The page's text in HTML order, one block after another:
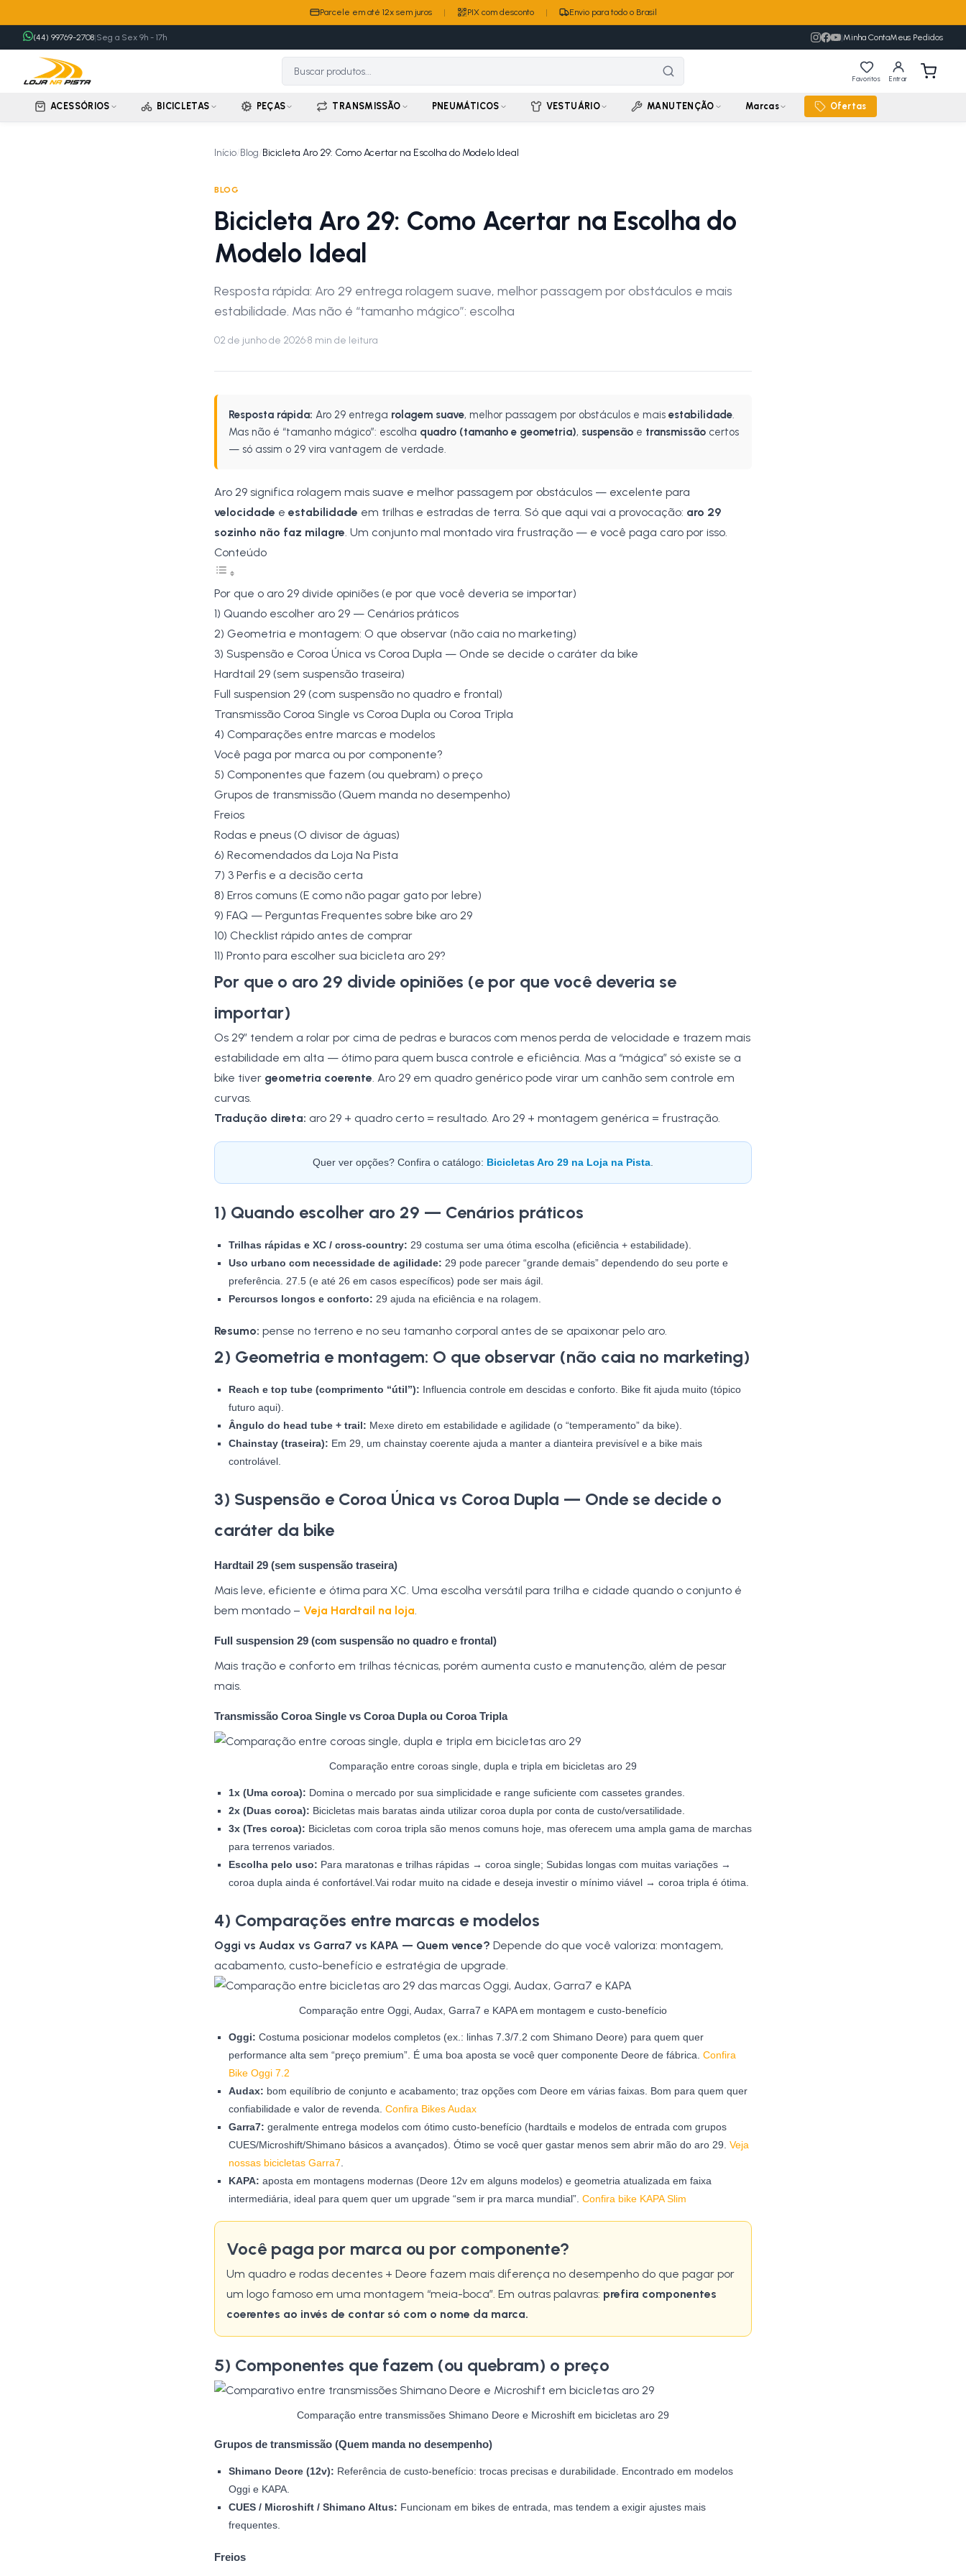
Parcele em até 12x sem juros | PIX com desconto | Envio para todo o Brasil
(44) 99769-2708|Seg a Sex 9h - 17h |Minha ContaMeus Pedidos
Favoritos Entrar
ACESSÓRIOS BICICLETAS PEÇAS TRANSMISSÃO PNEUMÁTICOS VESTUÁRIO MANUTENÇÃO Marcas Ofertas
Início/Blog/Bicicleta Aro 29: Como Acertar na Escolha do Modelo Ideal
BLOG
Bicicleta Aro 29: Como Acertar na Escolha do
Modelo Ideal
Resposta rápida: Aro 29 entrega rolagem suave, melhor passagem por obstáculos e mais
estabilidade. Mas não é “tamanho mágico”: escolha
02 de junho de 2026·8 min de leitura
Resposta rápida: Aro 29 entrega rolagem suave, melhor passagem por obstáculos e mais estabilidade.
Mas não é “tamanho mágico”: escolha quadro (tamanho e geometria), suspensão e transmissão certos
— só assim o 29 vira vantagem de verdade.
Aro 29 significa rolagem mais suave e melhor passagem por obstáculos — excelente para
velocidade e estabilidade em trilhas e estradas de terra. Só que aqui vai a provocação: aro 29
sozinho não faz milagre. Um conjunto mal montado vira frustração — e você paga caro por isso.
Conteúdo
Por que o aro 29 divide opiniões (e por que você deveria se importar)
1) Quando escolher aro 29 — Cenários práticos
2) Geometria e montagem: O que observar (não caia no marketing)
3) Suspensão e Coroa Única vs Coroa Dupla — Onde se decide o caráter da bike
Hardtail 29 (sem suspensão traseira)
Full suspension 29 (com suspensão no quadro e frontal)
Transmissão Coroa Single vs Coroa Dupla ou Coroa Tripla
4) Comparações entre marcas e modelos
Você paga por marca ou por componente?
5) Componentes que fazem (ou quebram) o preço
Grupos de transmissão (Quem manda no desempenho)
Freios
Rodas e pneus (O divisor de águas)
6) Recomendados da Loja Na Pista
7) 3 Perfis e a decisão certa
8) Erros comuns (E como não pagar gato por lebre)
9) FAQ — Perguntas Frequentes sobre bike aro 29
10) Checklist rápido antes de comprar
11) Pronto para escolher sua bicicleta aro 29?
Por que o aro 29 divide opiniões (e por que você deveria se
importar)
Os 29″ tendem a rolar por cima de pedras e buracos com menos perda de velocidade e trazem mais
estabilidade em alta — ótimo para quem busca controle e eficiência. Mas a “mágica” só existe se a
bike tiver geometria coerente. Aro 29 em quadro genérico pode virar um canhão sem controle em
curvas.
Tradução direta: aro 29 + quadro certo = resultado. Aro 29 + montagem genérica = frustração.
Quer ver opções? Confira o catálogo: Bicicletas Aro 29 na Loja na Pista
1) Quando escolher aro 29 — Cenários práticos
Trilhas rápidas e XC / cross-country: 29 costuma ser uma ótima escolha (eficiência + estabilidade).
Uso urbano com necessidade de agilidade: 29 pode parecer “grande demais” dependendo do seu porte e
preferência. 27.5 (e até 26 em casos específicos) pode ser mais ágil.
Percursos longos e conforto: 29 ajuda na eficiência e na rolagem.
Resumo: pense no terreno e no seu tamanho corporal antes de se apaixonar pelo aro.
2) Geometria e montagem: O que observar (não caia no marketing)
Reach e top tube (comprimento “útil”): Influencia controle em descidas e conforto. Bike fit ajuda muito (tópico
futuro aqui).
Ângulo do head tube + trail: Mexe direto em estabilidade e agilidade (o “temperamento” da bike).
Chainstay (traseira): Em 29, um chainstay coerente ajuda a manter a dianteira previsível e a bike mais
controlável.
3) Suspensão e Coroa Única vs Coroa Dupla — Onde se decide o
caráter da bike
Hardtail 29 (sem suspensão traseira)
Mais leve, eficiente e ótima para XC. Uma escolha versátil para trilha e cidade quando o conjunto é
bem montado – Veja Hardtail na loja.
Full suspension 29 (com suspensão no quadro e frontal)
Mais tração e conforto em trilhas técnicas, porém aumenta custo e manutenção, além de pesar
mais.
Transmissão Coroa Single vs Coroa Dupla ou Coroa Tripla
Comparação entre coroas single, dupla e tripla em bicicletas aro 29
1x (Uma coroa): Domina o mercado por sua simplicidade e range suficiente com cassetes grandes.
2x (Duas coroa): Bicicletas mais baratas ainda utilizar coroa dupla por conta de custo/versatilidade.
3x (Tres coroa): Bicicletas com coroa tripla são menos comuns hoje, mas oferecem uma ampla gama de marchas
para terrenos variados.
Escolha pelo uso: Para maratonas e trilhas rápidas → coroa single; Subidas longas com muitas variações →
coroa dupla ainda é confortável.Vai rodar muito na cidade e deseja investir o mínimo viável → coroa tripla é ótima.
4) Comparações entre marcas e modelos
Oggi vs Audax vs Garra7 vs KAPA — Quem vence? Depende do que você valoriza: montagem,
acabamento, custo-benefício e estratégia de upgrade.
Comparação entre Oggi, Audax, Garra7 e KAPA em montagem e custo-benefício
Oggi: Costuma posicionar modelos completos (ex.: linhas 7.3/7.2 com Shimano Deore) para quem quer
performance alta sem “preço premium”. É uma boa aposta se você quer componente Deore de fábrica. Confira
Bike Oggi 7.2
Audax: bom equilíbrio de conjunto e acabamento; traz opções com Deore em várias faixas. Bom para quem quer
confiabilidade e valor de revenda. Confira Bikes Audax
Garra7: geralmente entrega modelos com ótimo custo-benefício (hardtails e modelos de entrada com grupos
CUES/Microshift/Shimano básicos a avançados). Ótimo se você quer gastar menos sem abrir mão do aro 29. Veja
nossas bicicletas Garra7
KAPA: aposta em montagens modernas (Deore 12v em alguns modelos) e geometria atualizada em faixa
intermediária, ideal para quem quer um upgrade “sem ir pra marca mundial”. Confira bike KAPA Slim
Você paga por marca ou por componente?
Um quadro e rodas decentes + Deore fazem mais diferença no desempenho do que pagar por
um logo famoso em uma montagem “meia-boca”. Em outras palavras: prefira componentes
coerentes ao invés de contar só com o nome da marca.
5) Componentes que fazem (ou quebram) o preço
Comparação entre transmissões Shimano Deore e Microshift em bicicletas aro 29
Grupos de transmissão (Quem manda no desempenho)
Shimano Deore (12v): Referência de custo-benefício: trocas precisas e durabilidade. Encontrado em modelos
Oggi e KAPA.
CUES / Microshift / Shimano Altus: Funcionam em bikes de entrada, mas tendem a exigir ajustes mais
frequentes.
Freios